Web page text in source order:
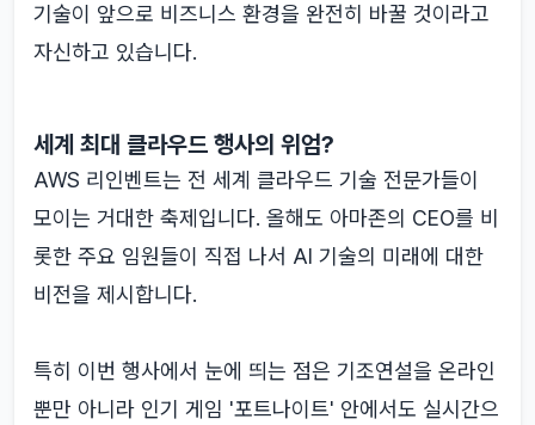
기술이 앞으로 비즈니스 환경을 완전히 바꿀 것이라고
자신하고 있습니다.
세계 최대 클라우드 행사의 위엄?
AWS 리인벤트는 전 세계 클라우드 기술 전문가들이
모이는 거대한 축제입니다. 올해도 아마존의 CEO를 비
롯한 주요 임원들이 직접 나서 AI 기술의 미래에 대한
비전을 제시합니다.
특히 이번 행사에서 눈에 띄는 점은 기조연설을 온라인
뿐만 아니라 인기 게임 '포트나이트' 안에서도 실시간으